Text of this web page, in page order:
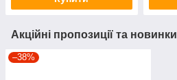
Акційні пропозиції та новинки
–38%